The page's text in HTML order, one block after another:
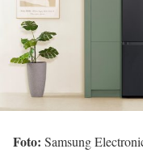
Foto: Samsung